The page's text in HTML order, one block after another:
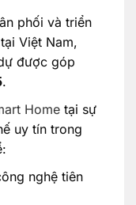
phối và triển
Việt Nam,
được góp
.
Hometại sự
uy tín trong
nghệ tiên